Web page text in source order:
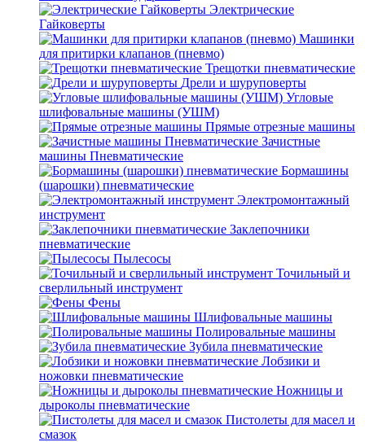
Электрические
Гайковерты
Машинки
для притирки клапанов (пневмо)
Трещотки пневматические
Дрели и шуруповерты
Угловые
шлифовальные машины (УШМ)
Прямые отрезные машины
Зачистные
машины Пневматические
Бормашины
(шарошки) пневматические
Электромонтажный
инструмент
Заклепочники
пневматические
Пылесосы
Точильный и
сверлильный инструмент
Фены
Шлифовальные машины
Полировальные машины
Зубила пневматические
Лобзики и
ножовки пневматические
Ножницы и
дыроколы пневматические
Пистолеты для масел и
смазок